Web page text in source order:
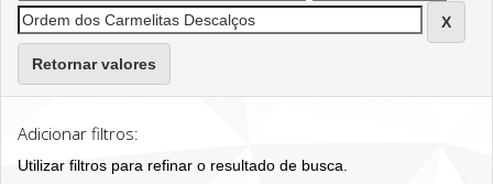
Retornar valores
Adicionar filtros:
Utilizar filtros para refinar o resultado de busca.